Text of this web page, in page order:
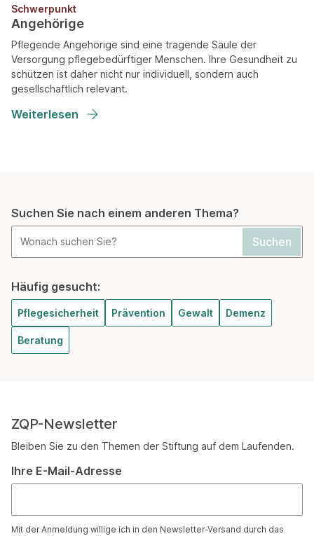
Schwerpunkt
Angehörige
Pflegende Angehörige sind eine tragende Säule der
Versorgung pflegebedürftiger Menschen. Ihre Gesundheit zu
schützen ist daher nicht nur individuell, sondern auch
gesellschaftlich relevant.
Weiterlesen
Suchen Sie nach einem anderen Thema?
Häufig gesucht:
Pflegesicherheit Prävention Gewalt Demenz
Beratung
ZQP-Newsletter
Bleiben Sie zu den Themen der Stiftung auf dem Laufenden.
Ihre E-Mail-Adresse
Mit der Anmeldung willige ich in den Newsletter-Versand durch das